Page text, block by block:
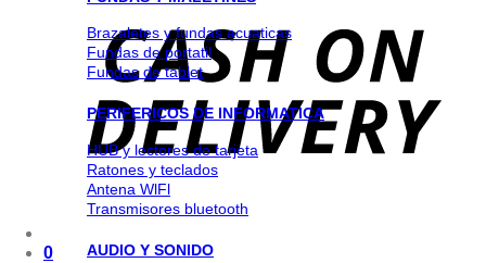
0
Brazaletes y fundas acuaticas
Fundas de portatil
Fundas de tablet
PERIFERICOS DE INFORMATICA
HUB y lectores de tarjeta
Ratones y teclados
Antena WlFl
Transmisores bluetooth
AUDIO Y SONIDO